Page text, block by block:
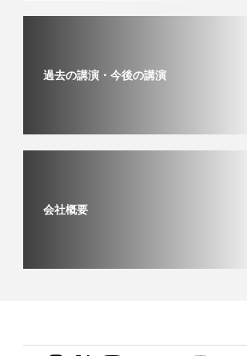
過去の講演・今後の講演
会社概要